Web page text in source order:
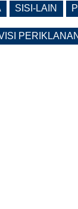
SISI-LAIN